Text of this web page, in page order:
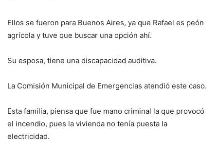
Ellos se fueron para Buenos Aires, ya que Rafael es peón
agrícola y tuve que buscar una opción ahí.
Su esposa, tiene una discapacidad auditiva.
La Comisión Municipal de Emergencias atendió este caso.
Esta familia, piensa que fue mano criminal la que provocó
el incendio, pues la vivienda no tenía puesta la
electricidad.